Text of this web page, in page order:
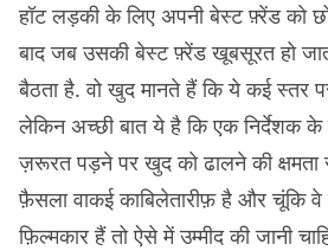
हॉट लड़की के लिए अपनी बेस्ट फ़्रेंड को
बाद जब उसकी बेस्ट फ़्रेंड खूबसूरत हो
बैठता है. वो खुद मानते हैं कि ये कई
लेकिन अच्छी बात ये है कि एक निर्देशक के
ज़रूरत पड़ने पर खुद को ढालने की
फ़ैसला वाकई काबिलेतारीफ़ है और चूंकि वे
फ़िल्मकार हैं तो ऐसे में उम्मीद की जानी